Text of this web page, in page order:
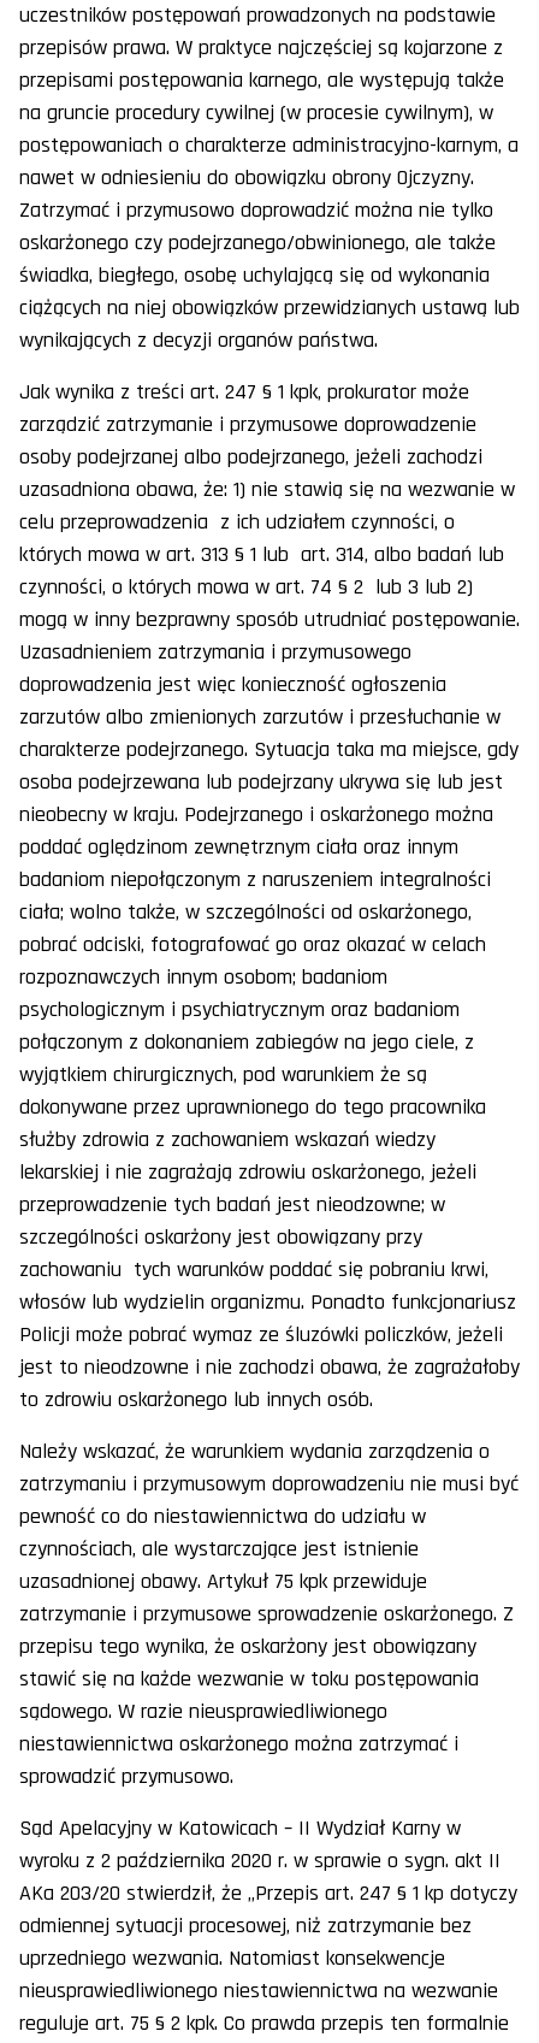
uczestników postępowań prowadzonych na podstawie
przepisów prawa. W praktyce najczęściej są kojarzone z
przepisami postępowania karnego, ale występują także
na gruncie procedury cywilnej (w procesie cywilnym), w
postępowaniach o charakterze administracyjno-karnym, a
nawet w odniesieniu do obowiązku obrony Ojczyzny.
Zatrzymać i przymusowo doprowadzić można nie tylko
oskarżonego czy podejrzanego/obwinionego, ale także
świadka, biegłego, osobę uchylającą się od wykonania
ciążących na niej obowiązków przewidzianych ustawą lub
wynikających z decyzji organów państwa.
Jak wynika z treści art. 247 § 1 kpk, prokurator może
zarządzić zatrzymanie i przymusowe doprowadzenie
osoby podejrzanej albo podejrzanego, jeżeli zachodzi
uzasadniona obawa, że: 1) nie stawią się na wezwanie w
celu przeprowadzenia z ich udziałem czynności, o
których mowa w art. 313 § 1 lub art. 314, albo badań lub
czynności, o których mowa w art. 74 § 2 lub 3 lub 2)
mogą w inny bezprawny sposób utrudniać postępowanie.
Uzasadnieniem zatrzymania i przymusowego
doprowadzenia jest więc konieczność ogłoszenia
zarzutów albo zmienionych zarzutów i przesłuchanie w
charakterze podejrzanego. Sytuacja taka ma miejsce, gdy
osoba podejrzewana lub podejrzany ukrywa się lub jest
nieobecny w kraju. Podejrzanego i oskarżonego można
poddać oględzinom zewnętrznym ciała oraz innym
badaniom niepołączonym z naruszeniem integralności
ciała; wolno także, w szczególności od oskarżonego,
pobrać odciski, fotografować go oraz okazać w celach
rozpoznawczych innym osobom; badaniom
psychologicznym i psychiatrycznym oraz badaniom
połączonym z dokonaniem zabiegów na jego ciele, z
wyjątkiem chirurgicznych, pod warunkiem że są
dokonywane przez uprawnionego do tego pracownika
służby zdrowia z zachowaniem wskazań wiedzy
lekarskiej i nie zagrażają zdrowiu oskarżonego, jeżeli
przeprowadzenie tych badań jest nieodzowne; w
szczególności oskarżony jest obowiązany przy
zachowaniu tych warunków poddać się pobraniu krwi,
włosów lub wydzielin organizmu. Ponadto funkcjonariusz
Policji może pobrać wymaz ze śluzówki policzków, jeżeli
jest to nieodzowne i nie zachodzi obawa, że zagrażałoby
to zdrowiu oskarżonego lub innych osób.
Należy wskazać, że warunkiem wydania zarządzenia o
zatrzymaniu i przymusowym doprowadzeniu nie musi być
pewność co do niestawiennictwa do udziału w
czynnościach, ale wystarczające jest istnienie
uzasadnionej obawy. Artykuł 75 kpk przewiduje
zatrzymanie i przymusowe sprowadzenie oskarżonego. Z
przepisu tego wynika, że oskarżony jest obowiązany
stawić się na każde wezwanie w toku postępowania
sądowego. W razie nieusprawiedliwionego
niestawiennictwa oskarżonego można zatrzymać i
sprowadzić przymusowo.
Sąd Apelacyjny w Katowicach – II Wydział Karny w
wyroku z 2 października 2020 r. w sprawie o sygn. akt II
AKa 203/20 stwierdził, że „Przepis art. 247 § 1 kp dotyczy
odmiennej sytuacji procesowej, niż zatrzymanie bez
uprzedniego wezwania. Natomiast konsekwencje
nieusprawiedliwionego niestawiennictwa na wezwanie
reguluje art. 75 § 2 kpk. Co prawda przepis ten formalnie